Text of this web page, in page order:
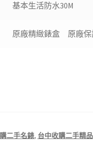
基本生活防水30M
原廠精緻錶盒 原廠保
二手名錶, 台中收購二手精品